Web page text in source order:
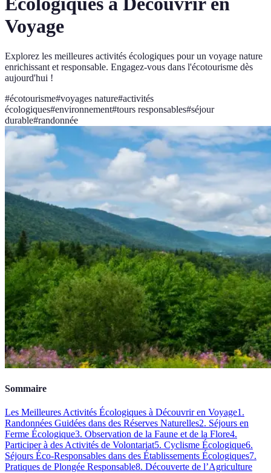
Voyage
Explorez les meilleures activités écologiques pour un voyage nature
enrichissant et responsable. Engagez-vous dans l'écotourisme dès
aujourd'hui !
#écotourisme#voyages nature#activités
écologiques#environnement#tours responsables#séjour
durable#randonnée
Sommaire
Les Meilleures Activités Écologiques à Découvrir en Voyage1.
Randonnées Guidées dans des Réserves Naturelles2. Séjours en
Ferme Écologique3. Observation de la Faune et de la Flore4.
Participer à des Activités de Volontariat5. Cyclisme Écologique6.
Séjours Éco-Responsables dans des Établissements Écologiques7.
Pratiques de Plongée Responsable8. Découverte de l’Agriculture